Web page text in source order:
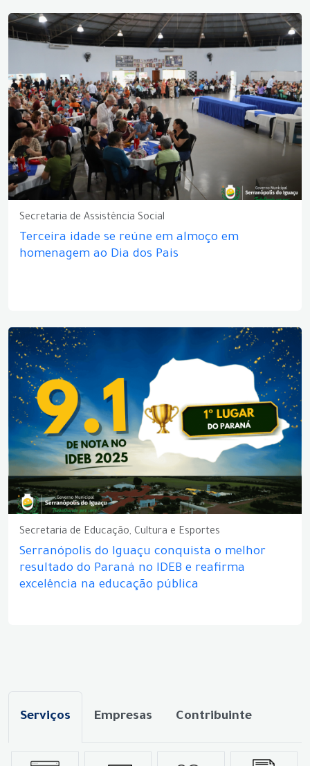
Secretaria de Assistência Social
Terceira idade se reúne em almoço em
homenagem ao Dia dos Pais
Secretaria de Educação, Cultura e Esportes
Serranópolis do Iguaçu conquista o melhor
resultado do Paraná no IDEB e reafirma
excelência na educação pública
Serviços Empresas Contribuinte